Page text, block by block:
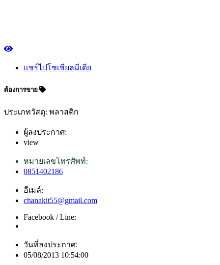
แชร์ไปโซเชียลมีเดีย
ต้องการขาย
ประเภทวัสดุ: พลาสติก
ผู้ลงประกาศ:
view
หมายเลขโทรศัพท์:
0851402186
อีเมล์:
chanakit55@gmail.com
Facebook / Line:
วันที่ลงประกาศ:
05/08/2013 10:54:00